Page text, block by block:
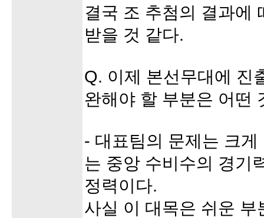
결국 조 추첨의 결과에
받을 것 같다.
Q. 이제 본선무대에 진
완해야 할 부분은 어떤
- 대표팀의 문제는 크
는 중앙 수비수의 경기
정력이다.
사실 이 대목은 쉬운 부